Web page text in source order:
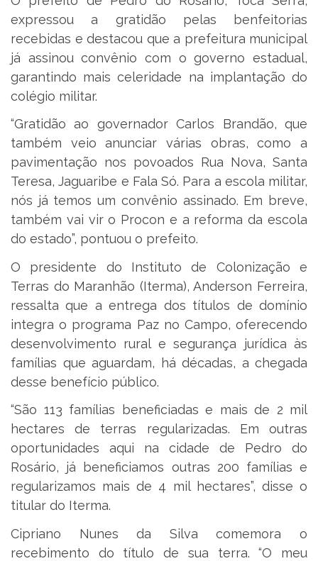
expressou a gratidão pelas benfeitorias
recebidas e destacou que a prefeitura municipal
já assinou convênio com o governo estadual,
garantindo mais celeridade na implantação do
colégio militar.
“Gratidão ao governador Carlos Brandão, que
também veio anunciar várias obras, como a
pavimentação nos povoados Rua Nova, Santa
Teresa, Jaguaribe e Fala Só. Para a escola militar,
nós já temos um convênio assinado. Em breve,
também vai vir o Procon e a reforma da escola
do estado”, pontuou o prefeito.
O presidente do Instituto de Colonização e
Terras do Maranhão (Iterma), Anderson Ferreira,
ressalta que a entrega dos títulos de domínio
integra o programa Paz no Campo, oferecendo
desenvolvimento rural e segurança jurídica às
famílias que aguardam, há décadas, a chegada
desse benefício público.
“São 113 famílias beneficiadas e mais de 2 mil
hectares de terras regularizadas. Em outras
oportunidades aqui na cidade de Pedro do
Rosário, já beneficiamos outras 200 famílias e
regularizamos mais de 4 mil hectares”, disse o
titular do Iterma.
Cipriano Nunes da Silva comemora o
recebimento do título de sua terra. “O meu